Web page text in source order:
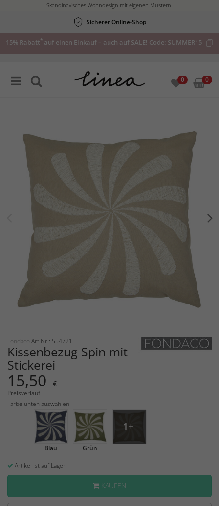
Skandinavisches Wohndesign mit eigenen Mustern.
Sicherer Online-Shop
15% Rabatt* auf einen Einkauf – auch auf SALE! Code: SUMMER15
0 0
Fondaco Art.Nr.: 554721
Kissenbezug Spin mit
Stickerei
15,50 €
Preisverlauf
Farbe unten auswählen
Blau Grün
1+
Artikel ist auf Lager
KAUFEN